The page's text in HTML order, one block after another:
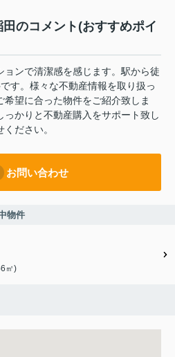
のコメント(おすすめポイ
ンで清潔感を感じます。駅から徒
す。様々な不動産情報を取り扱っ
望に合った物件をご紹介致しま
かりと不動産購入をサポート致し
ださい。
お問い合わせ
物件
㎡)